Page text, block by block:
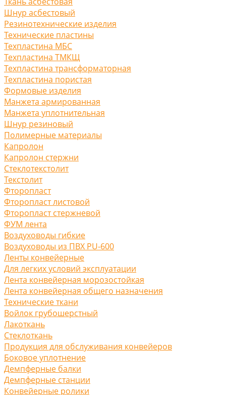
Шнур асбестовый
Резинотехнические изделия
Технические пластины
Техпластина МБС
Техпластина ТМКЩ
Техпластина трансформаторная
Техпластина пористая
Формовые изделия
Манжета армированная
Манжета уплотнительная
Шнур резиновый
Полимерные материалы
Капролон
Капролон стержни
Стеклотекстолит
Текстолит
Фторопласт
Фторопласт листовой
Фторопласт стержневой
ФУМ лента
Воздуховоды гибкие
Воздуховоды из ПВХ PU-600
Ленты конвейерные
Для легких условий эксплуатации
Лента конвейерная морозостойкая
Лента конвейерная общего назначения
Технические ткани
Войлок грубошерстный
Лакоткань
Стеклоткань
Продукция для обслуживания конвейеров
Боковое уплотнение
Демпферные балки
Демпферные станции
Конвейерные ролики